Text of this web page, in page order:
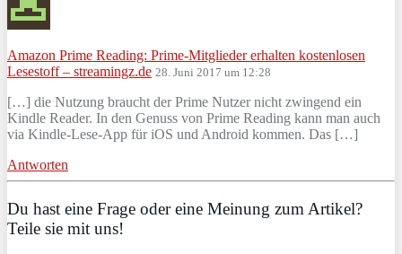
Amazon Prime Reading: Prime-Mitglieder erhalten kostenlosen
Lesestoff – streamingz.de 28. Juni 2017 um 12:28
[…] die Nutzung braucht der Prime Nutzer nicht zwingend ein
Kindle Reader. In den Genuss von Prime Reading kann man auch
via Kindle-Lese-App für iOS und Android kommen. Das […]
Antworten
Du hast eine Frage oder eine Meinung zum Artikel?
Teile sie mit uns!